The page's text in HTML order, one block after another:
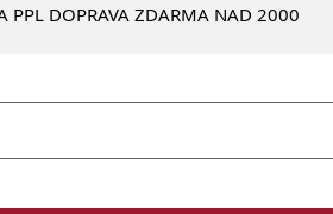
PPL DOPRAVA ZDARMA NAD 2000